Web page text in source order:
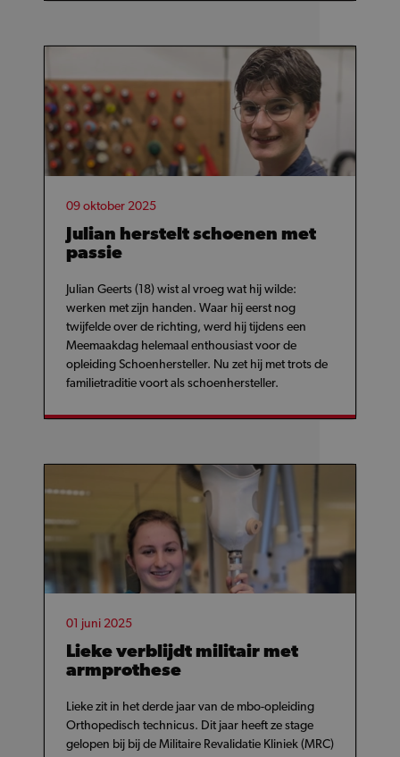
09 oktober 2025
Julian herstelt schoenen met
passie
Julian Geerts (18) wist al vroeg wat hij wilde:
werken met zijn handen. Waar hij eerst nog
twijfelde over de richting, werd hij tijdens een
Meemaakdag helemaal enthousiast voor de
opleiding Schoenhersteller. Nu zet hij met trots de
familietraditie voort als schoenhersteller.
01 juni 2025
Lieke verblijdt militair met
armprothese
Lieke zit in het derde jaar van de mbo-opleiding
Orthopedisch technicus. Dit jaar heeft ze stage
gelopen bij bij de Militaire Revalidatie Kliniek (MRC)